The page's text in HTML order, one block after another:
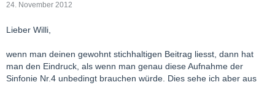
24. November 2012
Lieber Willi,
wenn man deinen gewohnt stichhaltigen Beitrag liesst, dann hat
man den Eindruck, als wenn man genau diese Aufnahme der
Sinfonie Nr.4 unbedingt brauchen würde. Dies sehe ich aber aus